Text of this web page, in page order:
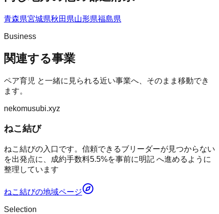
青森県宮城県秋田県山形県福島県
Business
関連する事業
ペア育児 と一緒に見られる近い事業へ、そのまま移動でき
ます。
nekomusubi.xyz
ねこ結び
ねこ結びの入口です。信頼できるブリーダーが見つからない
を出発点に、成約手数料5.5%を事前に明記 へ進めるように
整理しています
ねこ結びの地域ページ
Selection